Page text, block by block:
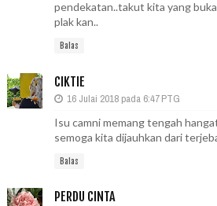
pendekatan..takut kita yang
plak kan..
Balas
CIKTIE
16 Julai 2018 pada 6:47 PTG
Isu camni memang tengah
semoga kita dijauhkan dari
Balas
PERDU CINTA